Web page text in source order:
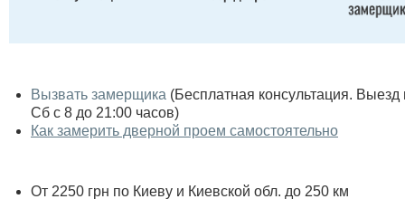
Вызвать замерщика (Бесплатная консультация.
Сб с 8 до 21:00 часов)
Как замерить дверной проем самостоятельно
От 2250 грн по Киеву и Киевской обл. до 250 км